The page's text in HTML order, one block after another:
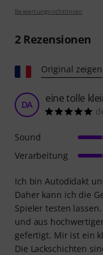
Bewertungsrichtlinien
2Rezensionen
Original zeigen
DA eine tolle
Ich bin Autodidakt
Daher kann ich die
Spieler testen
und aus
gefertigt. Mir ist ein
Die Lackschichten
Sound
Verarbeitung